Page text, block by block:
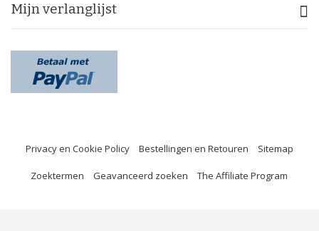
Mijn verlanglijst
Privacy en Cookie Policy Bestellingen en Retouren Sitemap
Zoektermen Geavanceerd zoeken The Affiliate Program